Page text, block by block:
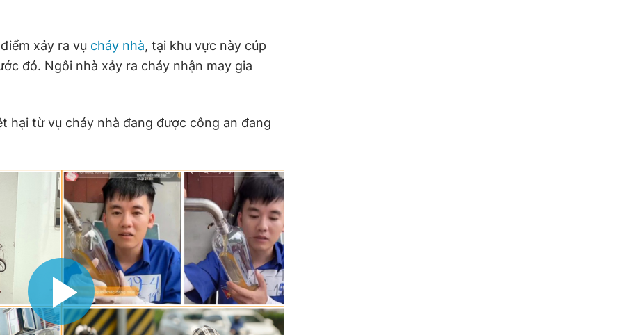
xảy ra vụ cháy nhà, tại khu vực này cúp
đó. Ngôi nhà xảy ra cháy nhận may gia
hại từ vụ cháy nhà đang được công an đang